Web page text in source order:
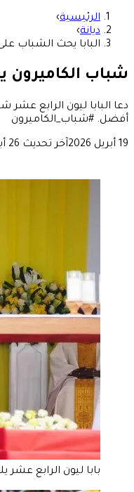
الرئيسية›
ديانة›
البابا يحث الشباب
شباب الكاميرون
دعا البابا ليون الرابع
أفضل. #شباب_الكاميرون
19 أبريل 2026 آخر تحديث 26 أبريل 2026
بابا ليون الرابع عشر يلقي العظة خلال